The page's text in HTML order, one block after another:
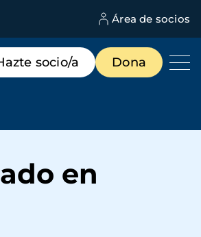
Área de socios
socio/a Dona
en